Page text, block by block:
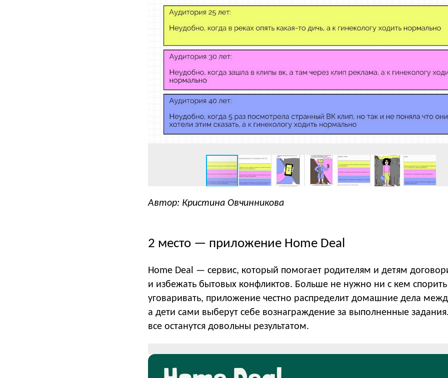
Автор: Кристина Овчинникова
2 место — приложение Home Deal
Home Deal — сервис, который помогает родителям и детям
и избежать бытовых конфликтов. Больше не нужно ни с кем
уговаривать, приложение честно распределит домашние дела
а дети сами выберут себе вознаграждение за выполненные
все останутся довольны результатом.